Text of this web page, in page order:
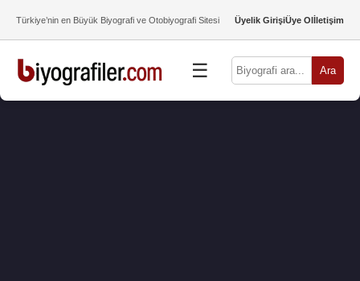
Türkiye’nin en Büyük Biyografi ve Otobiyografi Sitesi Üyelik GirişiÜye Olİletişim
☰ Ara